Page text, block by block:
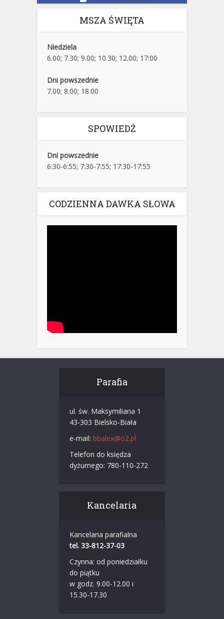
MSZA ŚWIĘTA
Niedziela
6.00; 7.30; 9.00; 10.30; 12.00; 17:00
Dni powszednie
7.00; 8.00; 18.00
SPOWIEDŹ
Dni powszednie
6:30-6:55; 7:30-7:55; 17:30-17:55
CODZIENNA DAWKA SŁOWA
Parafia
ul. św. Maksymiliana 1
43-303 Bielsko-Biała
e-mail: bbalex@o2.pl
Telefon do księdza
dyżurnego: 780-110-272
Kancelaria
Kancelaria parafialna
tel. 33-812-37-03
Czynna: od poniedziałku
do piątku
w godz. 9.00-12.00 i
15.30-17.30